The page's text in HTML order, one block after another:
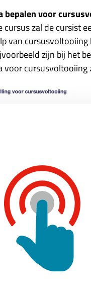
bepalen voor
cursus zal de cursist
van
zijn bij het
voor
is
wordt bereikt.
tips» Moodle (cursus)